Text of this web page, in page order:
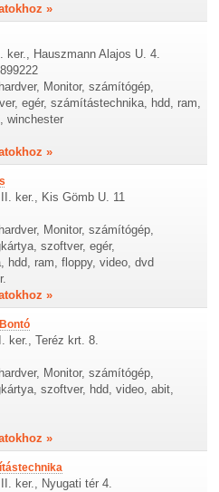
»
ker., Hauszmann Alajos U. 4.
Monitor, számítógép,
egér, számítástechnika, hdd, ram,
winchester
»
ker., Kis Gömb U. 11
Monitor, számítógép,
szoftver, egér,
hdd, ram, floppy, video, dvd
»
ker., Teréz krt. 8.
Monitor, számítógép,
szoftver, hdd, video, abit,
»
ker., Nyugati tér 4.